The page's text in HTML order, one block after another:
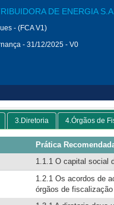
DE ENERGIA S.A.
- (FCA V1)
- 31/12/2025 - V0